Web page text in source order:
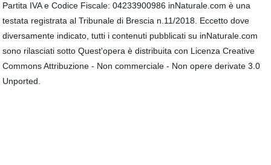
Partita IVA e Codice Fiscale: 04233900986 inNaturale.com è una
testata registrata al Tribunale di Brescia n.11/2018. Eccetto dove
diversamente indicato, tutti i contenuti pubblicati su inNaturale.com
sono rilasciati sotto Quest'opera è distribuita con Licenza Creative
Commons Attribuzione - Non commerciale - Non opere derivate 3.0
Unported.